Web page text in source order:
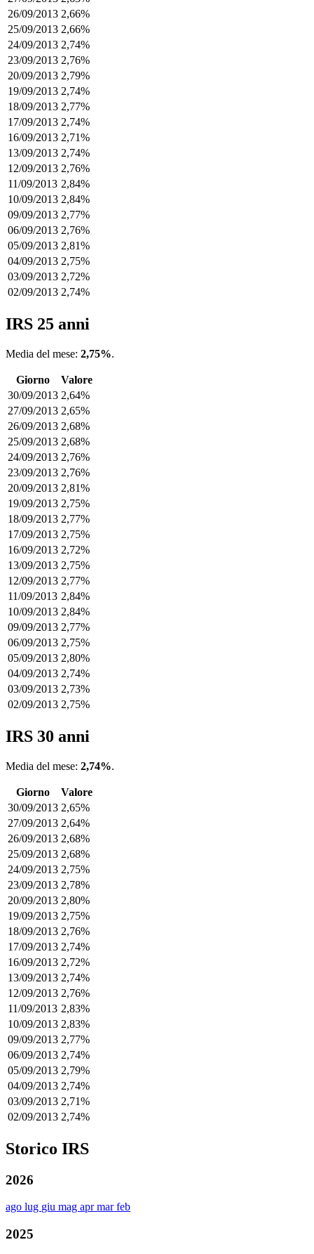
26/09/2013 2,66%
25/09/2013 2,66%
24/09/2013 2,74%
23/09/2013 2,76%
20/09/2013 2,79%
19/09/2013 2,74%
18/09/2013 2,77%
17/09/2013 2,74%
16/09/2013 2,71%
13/09/2013 2,74%
12/09/2013 2,76%
11/09/2013 2,84%
10/09/2013 2,84%
09/09/2013 2,77%
06/09/2013 2,76%
05/09/2013 2,81%
04/09/2013 2,75%
03/09/2013 2,72%
02/09/2013 2,74%
IRS 25 anni
Media del mese: 2,75%.
Giorno
Valore
30/09/2013 2,64%
27/09/2013 2,65%
26/09/2013 2,68%
25/09/2013 2,68%
24/09/2013 2,76%
23/09/2013 2,76%
20/09/2013 2,81%
19/09/2013 2,75%
18/09/2013 2,77%
17/09/2013 2,75%
16/09/2013 2,72%
13/09/2013 2,75%
12/09/2013 2,77%
11/09/2013 2,84%
10/09/2013 2,84%
09/09/2013 2,77%
06/09/2013 2,75%
05/09/2013 2,80%
04/09/2013 2,74%
03/09/2013 2,73%
02/09/2013 2,75%
IRS 30 anni
Media del mese: 2,74%.
Giorno
Valore
30/09/2013 2,65%
27/09/2013 2,64%
26/09/2013 2,68%
25/09/2013 2,68%
24/09/2013 2,75%
23/09/2013 2,78%
20/09/2013 2,80%
19/09/2013 2,75%
18/09/2013 2,76%
17/09/2013 2,74%
16/09/2013 2,72%
13/09/2013 2,74%
12/09/2013 2,76%
11/09/2013 2,83%
10/09/2013 2,83%
09/09/2013 2,77%
06/09/2013 2,74%
05/09/2013 2,79%
04/09/2013 2,74%
03/09/2013 2,71%
02/09/2013 2,74%
Storico IRS
2026
ago lug giu mag aprmarfeb
2025